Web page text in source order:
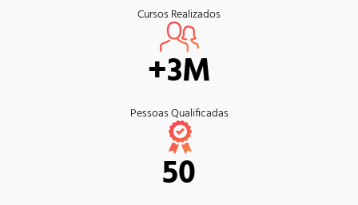
Cursos Realizados
+3M
Pessoas Qualificadas
50